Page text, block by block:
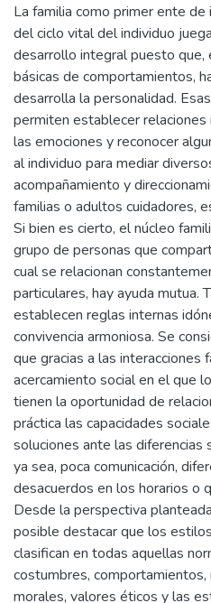
La familia como primer ente
del ciclo vital del individuo
desarrollo integral puesto que,
básicas de comportamientos,
desarrolla la personalidad.
permiten establecer
las emociones y reconocer
al individuo para mediar
acompañamiento y
familias o adultos cuidadores,
Si bien es cierto, el núcleo
grupo de personas que
cual se relacionan
particulares, hay ayuda mutua.
establecen reglas internas
convivencia armoniosa. Se
que gracias a las interacciones
acercamiento social en el que
tienen la oportunidad de
práctica las capacidades
soluciones ante las diferencias
ya sea, poca comunicación,
desacuerdos en los horarios o
Desde la perspectiva
posible destacar que los
clasifican en todas aquellas
costumbres,
morales, valores éticos y las